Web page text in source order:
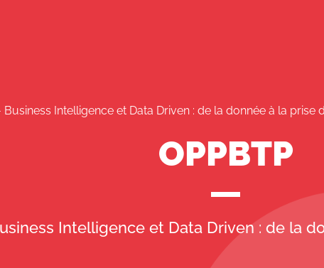
Business Intelligence et Data Driven : de la donnée à la prise
OPPBTP
Intelligence et Data Driven : de la